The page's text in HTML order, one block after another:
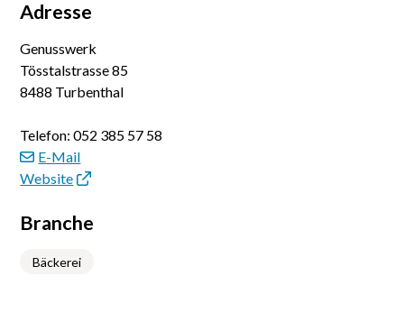
Adresse
Genusswerk
Tösstalstrasse 85
8488 Turbenthal
Telefon:052 385 57 58
E-Mail
Website
Branche
Bäckerei